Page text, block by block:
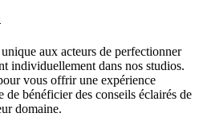
aux acteurs de perfectionner
individuellement dans nos studios.
vous offrir une expérience
de bénéficier des conseils éclairés de
domaine.